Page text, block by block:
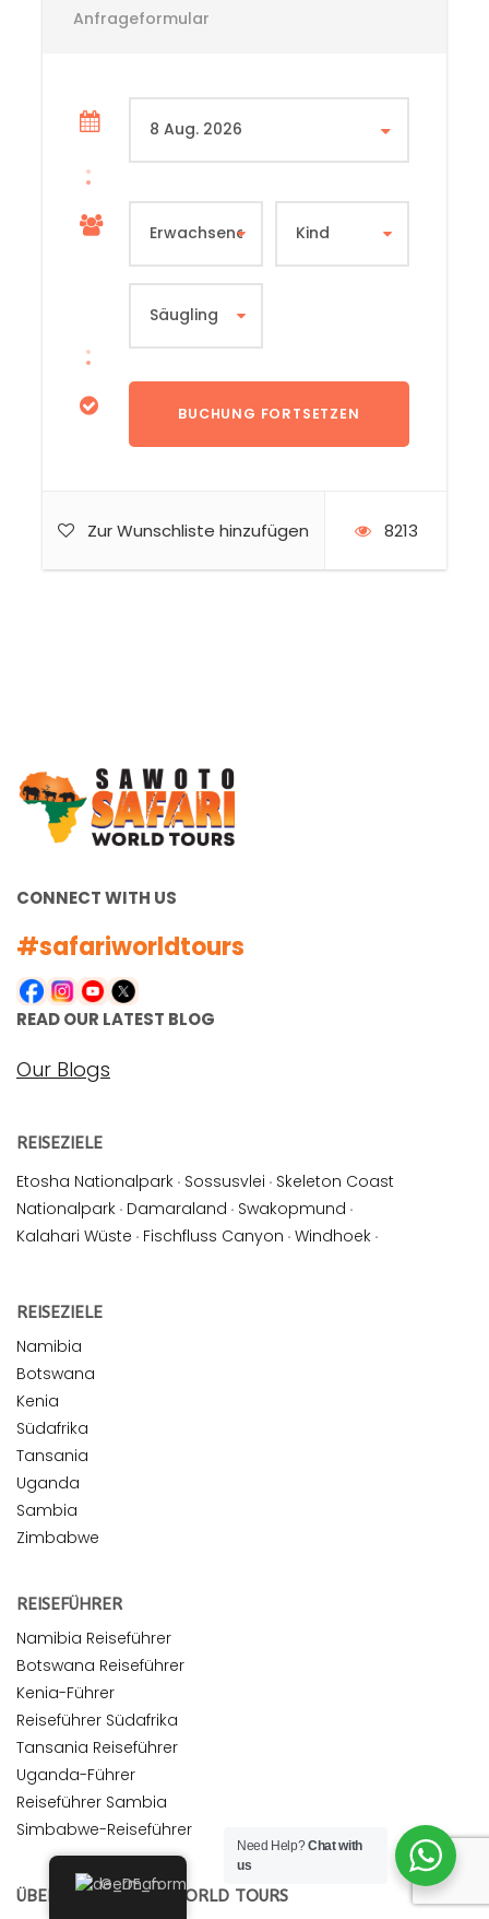
Anfrageformular
Zur Wunschliste hinzufügen 8213
CONNECT WITH US
#safariworldtours
READ OUR LATEST BLOG
Our Blogs
REISEZIELE
Etosha Nationalpark · Sossusvlei · Skeleton Coast
Nationalpark · Damaraland · Swakopmund ·
Kalahari Wüste · Fischfluss Canyon · Windhoek ·
REISEZIELE
Namibia
Botswana
Kenia
Südafrika
Tansania
Uganda
Sambia
Zimbabwe
REISEFÜHRER
Namibia Reiseführer
Botswana Reiseführer
Kenia-Führer
Reiseführer Südafrika
Tansania Reiseführer
Uganda-Führer
Reiseführer Sambia
Simbabwe-Reiseführer
ÜBER UNS | SAFARI WORLD TOURS
German
Need Help?Chat with
us